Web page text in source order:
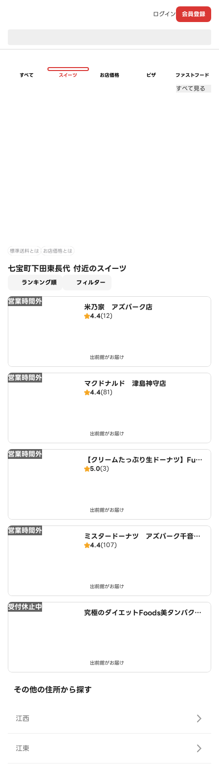
ログイン 会員登録
すべて スイーツ お店価格 ピザ ファストフード
すべて見る
標準送料とは お店価格とは
七宝町下田東長代 付近のスイーツ
ランキング順 フィルター
営業時間外
米乃家 アズパーク店
4.4(12)
出前館がお届け
営業時間外
マクドナルド 津島神守店
4.4(81)
出前館がお届け
営業時間外
【クリームたっぷり生ドーナツ】FuW
aDonuts 丹波川中店
5.0(3)
出前館がお届け
営業時間外
ミスタードーナツ アズパーク千音寺
ショップ
4.4(107)
出前館がお届け
受付休止中
究極のダイエットFoods美タンパクラ
出前館がお届け
その他の住所から探す
江西
江東